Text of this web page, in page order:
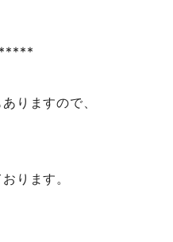
りますので、
ります。